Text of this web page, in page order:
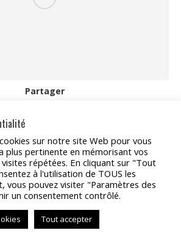
Partager
Partager
sur
X
sur
Pinterest
sur
LinkedIn
sur
WhatsApp
2022 - TAT Services
BAS
sur notre site Web pour vous
plus pertinente en mémorisant vos
répétées. En cliquant sur "Tout
à l'utilisation de TOUS les
vous pouvez visiter "Paramètres des
un consentement contrôlé.
Tout accepter